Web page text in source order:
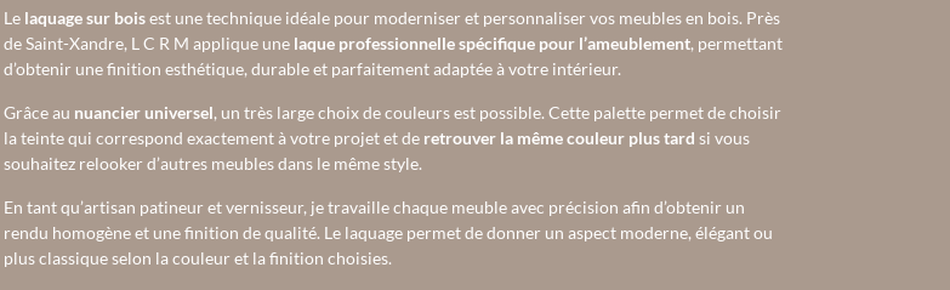
Le laquage sur boisest une technique idéale pour moderniser et personnaliser vos meubles en bois. Près
de Saint-Xandre, L C R M applique une laque professionnelle spécifique pour l’ameublement, permettant
d’obtenir une finition esthétique, durable et parfaitement adaptée à votre intérieur.
Grâce au nuancier universel, un très large choix de couleurs est possible. Cette palette permet de choisir
la teinte qui correspond exactement à votre projet et de retrouver la même couleur plus tard si vous
souhaitez relooker d’autres meubles dans le même style.
En tant qu’artisan patineur et vernisseur, je travaille chaque meuble avec précision afin d’obtenir un
rendu homogène et une finition de qualité. Le laquage permet de donner un aspect moderne, élégant ou
plus classique selon la couleur et la finition choisies.